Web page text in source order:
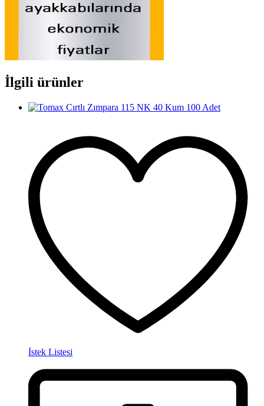
İlgili ürünler
İstek Listesi